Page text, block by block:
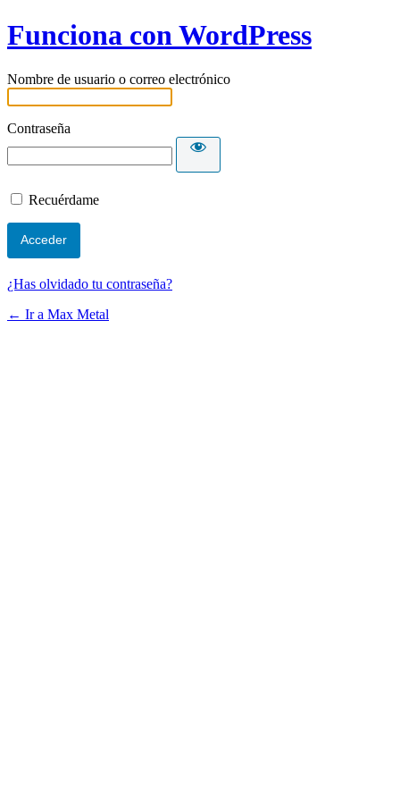
Funciona con WordPress
Nombre de usuario o correo electrónico
Contraseña
Recuérdame
¿Has olvidado tu contraseña?
← Ir a Max Metal